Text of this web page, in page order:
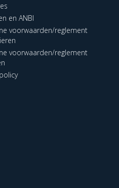
en ANBI
voorwaarden/reglement
voorwaarden/reglement